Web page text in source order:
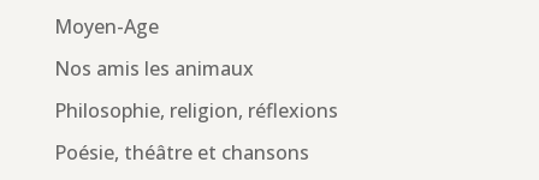
Moyen-Age
Nos amis les animaux
Philosophie, religion, réflexions
Poésie, théâtre et chansons